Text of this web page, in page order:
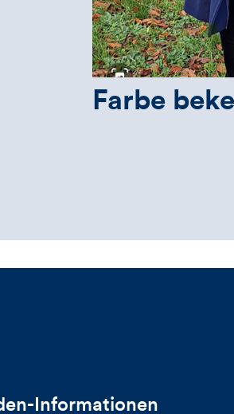
Farbe
Informationen